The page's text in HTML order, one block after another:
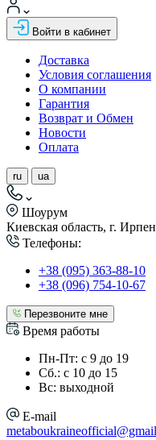
Войти в кабинет
Доставка
Условия соглашения
О компании
Гарантия
Возврат и Обмен
Новости
Оплата
ru ua
Шоурум
Киевская область, г.
Телефоны:
+38 (095) 363-88-10
+38 (096) 754-10-67
Перезвоните мне
Время работы
Пн-Пт: с 9 до 19
Сб.: с 10 до 15
Вс: выходной
E-mail